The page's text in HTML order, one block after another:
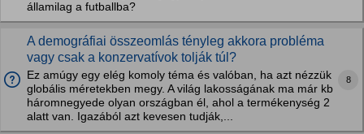
államilag a futballba?
A demográfiai összeomlás tényleg akkora probléma
vagy csak a konzervatívok tolják túl?
Ez amúgy egy elég komoly téma és valóban, ha azt nézzük
globális méretekben megy. A világ lakosságának ma már kb
háromnegyede olyan országban él, ahol a termékenység 2
alatt van. Igazából azt kevesen tudják,...
8